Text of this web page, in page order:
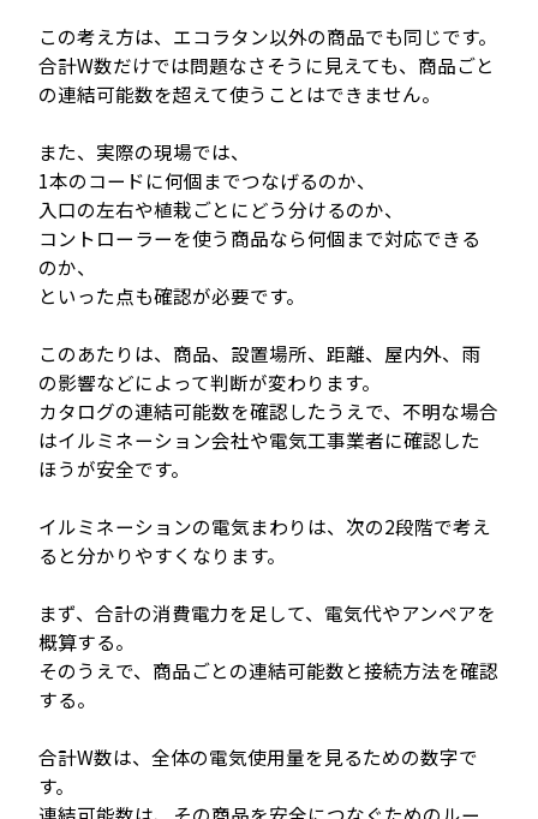
この考え方は、エコラタン以外の商品でも同じです。
合計W数だけでは問題なさそうに見えても、商品ごと
の連結可能数を超えて使うことはできません。
また、実際の現場では、
1本のコードに何個までつなげるのか、
入口の左右や植栽ごとにどう分けるのか、
コントローラーを使う商品なら何個まで対応できる
のか、
といった点も確認が必要です。
このあたりは、商品、設置場所、距離、屋内外、雨
の影響などによって判断が変わります。
カタログの連結可能数を確認したうえで、不明な場合
はイルミネーション会社や電気工事業者に確認した
ほうが安全です。
イルミネーションの電気まわりは、次の2段階で考え
ると分かりやすくなります。
まず、合計の消費電力を足して、電気代やアンペアを
概算する。
そのうえで、商品ごとの連結可能数と接続方法を確認
する。
合計W数は、全体の電気使用量を見るための数字で
す。